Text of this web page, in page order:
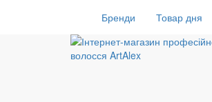
Бренди Товар дня